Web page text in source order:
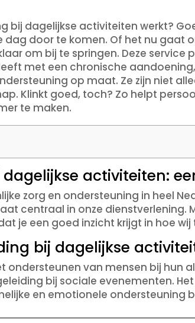
bij dagelijkse activiteiten werkt?
door te komen. Of het nu gaat
om bij te springen. Deze
met een chronische
op maat. Ze zijn niet
Klinkt goed, toch? Zo helpt
te maken.
activiteiten:
zorg en ondersteuning in heel
centraal in onze dienstverlening.
je een goed inzicht krijgt in hoe wij
bij dagelijkse
ondersteunen van mensen bij hun
bij sociale evenementen.
en emotionele ondersteuning